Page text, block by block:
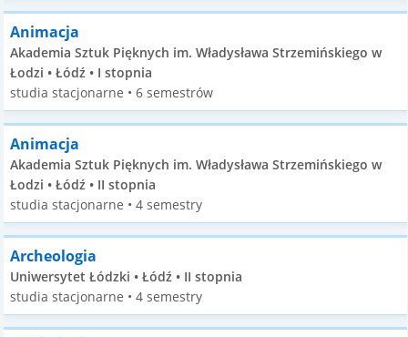
Animacja
Akademia Sztuk Pięknych im. Władysława Strzemińskiego w
Łodzi • Łódź • I stopnia
studia stacjonarne • 6 semestrów
Animacja
Akademia Sztuk Pięknych im. Władysława Strzemińskiego w
Łodzi • Łódź • II stopnia
studia stacjonarne • 4 semestry
Archeologia
Uniwersytet Łódzki • Łódź • II stopnia
studia stacjonarne • 4 semestry